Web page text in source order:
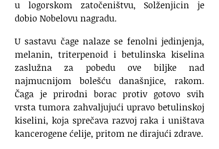
u logorskom zatočeništvu, Solženjicin je
dobio Nobelovu nagradu.
U sastavu čage nalaze se fenolni jedinjenja,
melanin, triterpenoid i betulinska kiselina
zaslužna za pobedu ove biljke nad
najmucnijom bolešću današnjice, rakom.
Čaga je prirodni borac protiv gotovo svih
vrsta tumora zahvaljujući upravo betulinskoj
kiselini, koja sprečava razvoj raka i uništava
kancerogene ćelije, pritom ne dirajući zdrave.